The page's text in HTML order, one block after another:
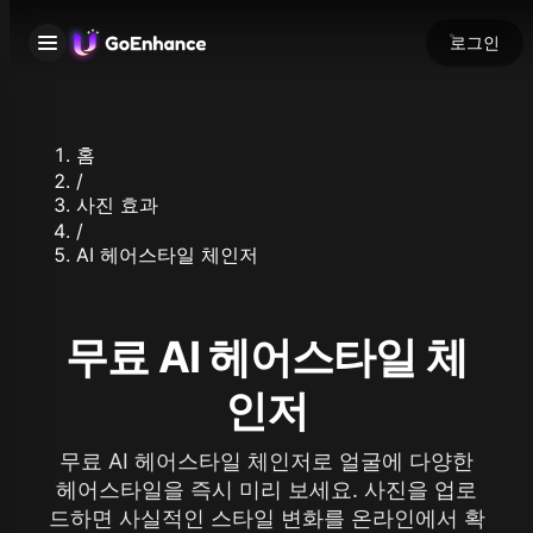
로그인
홈
/
사진 효과
/
AI 헤어스타일 체인저
무료 AI 헤어스타일 체
인저
무료 AI 헤어스타일 체인저로 얼굴에 다양한
헤어스타일을 즉시 미리 보세요. 사진을 업로
드하면 사실적인 스타일 변화를 온라인에서 확